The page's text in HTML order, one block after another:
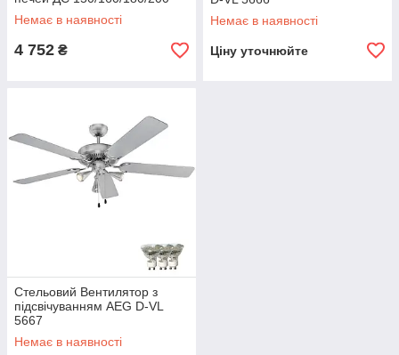
Немає в наявності
4 752 ₴
Немає в наявності
Ціну уточнюйте
Стельовий Вентилятор з
підсвічуванням AEG D-VL
5667
Немає в наявності